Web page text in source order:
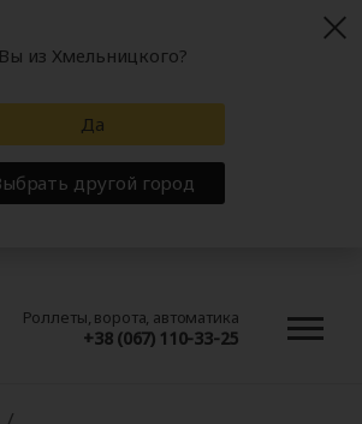
Роллеты, ворота, автоматика
+38 (067) 110-33-25
Вы из Хмельницкого?
Да
другой город